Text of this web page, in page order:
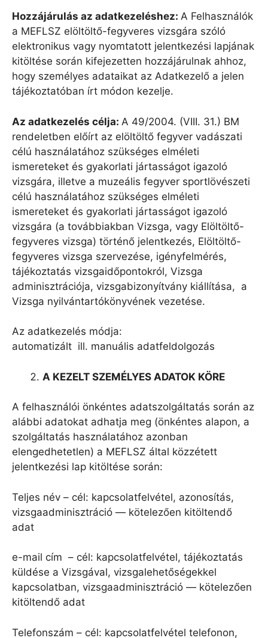
Hozzájárulás az adatkezeléshez: A Felhasználók
a MEFLSZ elöltöltő-fegyveres vizsgára szóló
elektronikus vagy nyomtatott jelentkezési lapjának
kitöltése során kifejezetten hozzájárulnak ahhoz,
hogy személyes adataikat az Adatkezelő a jelen
tájékoztatóban írt módon kezelje.
Az adatkezelés célja: A 49/2004. (VIII. 31.) BM
rendeletben előírt az elöltöltő fegyver vadászati
célú használatához szükséges elméleti
ismereteket és gyakorlati jártasságot igazoló
vizsgára, illetve a muzeális fegyver sportlövészeti
célú használatához szükséges elméleti
ismereteket és gyakorlati jártasságot igazoló
vizsgára (a továbbiakban Vizsga, vagy Elöltöltő-
fegyveres vizsga) történő jelentkezés, Elöltöltő-
fegyveres vizsga szervezése, igényfelmérés,
tájékoztatás vizsgaidőpontokról, Vizsga
adminisztrációja, vizsgabizonyítvány kiállítása, a
Vizsga nyilvántartókönyvének vezetése.
Az adatkezelés módja:
automatizált ill. manuális adatfeldolgozás
A KEZELT SZEMÉLYES ADATOK KÖRE
A felhasználói önkéntes adatszolgáltatás során az
alábbi adatokat adhatja meg (önkéntes alapon, a
szolgáltatás használatához azonban
elengedhetetlen) a MEFLSZ által közzétett
jelentkezési lap kitöltése során:
Teljes név – cél: kapcsolatfelvétel, azonosítás,
vizsgaadminisztráció — kötelezően kitöltendő
adat
e-mail cím – cél: kapcsolatfelvétel, tájékoztatás
küldése a Vizsgával, vizsgalehetőségekkel
kapcsolatban, vizsgaadminisztráció — kötelezően
kitöltendő adat
Telefonszám – cél: kapcsolatfelvétel telefonon,